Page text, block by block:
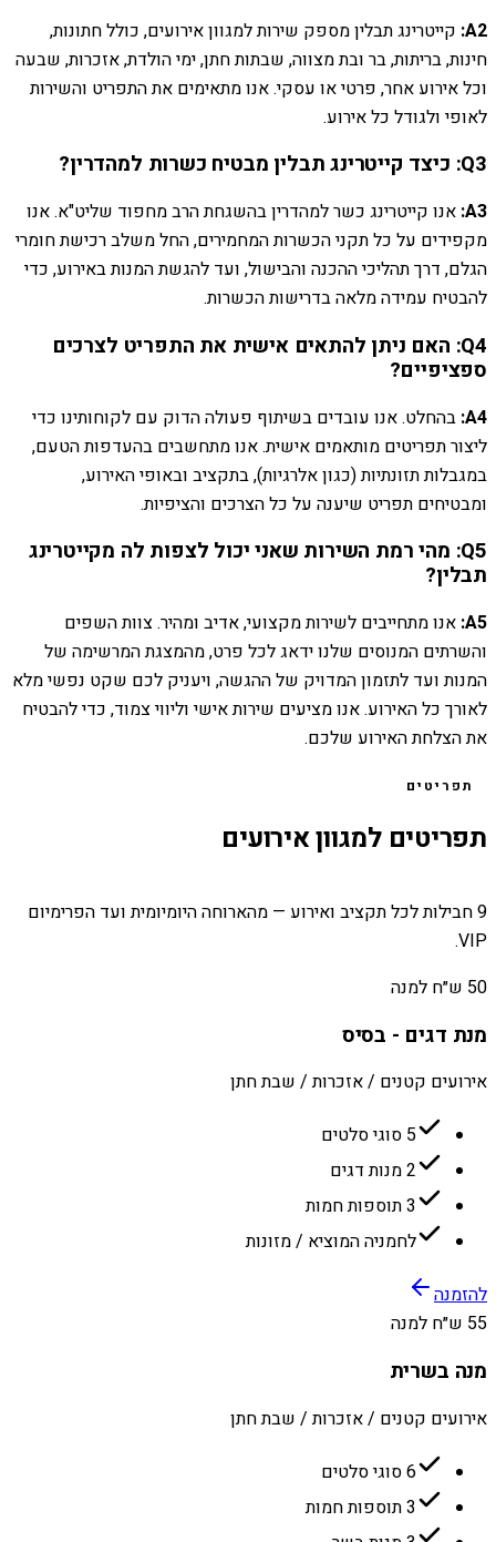
A2: קייטרינג תבלין מספק שירות למגוון אירועים, כולל חתונות,
חינות, בריתות, בר ובת מצווה, שבתות חתן, ימי הולדת, אזכרות, שבעה
וכל אירוע אחר, פרטי או עסקי. אנו מתאימים את התפריט והשירות
לאופי ולגודל כל אירוע.
Q3: כיצד קייטרינג תבלין מבטיח כשרות למהדרין?
A3: אנו קייטרינג כשר למהדרין בהשגחת הרב מחפוד שליט"א. אנו
מקפידים על כל תקני הכשרות המחמירים, החל משלב רכישת חומרי
הגלם, דרך תהליכי ההכנה והבישול, ועד להגשת המנות באירוע, כדי
להבטיח עמידה מלאה בדרישות הכשרות.
Q4: האם ניתן להתאים אישית את התפריט לצרכים
ספציפיים?
A4: בהחלט. אנו עובדים בשיתוף פעולה הדוק עם לקוחותינו כדי
ליצור תפריטים מותאמים אישית. אנו מתחשבים בהעדפות הטעם,
במגבלות תזונתיות (כגון אלרגיות), בתקציב ובאופי האירוע,
ומבטיחים תפריט שיענה על כל הצרכים והציפיות.
Q5: מהי רמת השירות שאני יכול לצפות לה מקייטרינג
תבלין?
A5: אנו מתחייבים לשירות מקצועי, אדיב ומהיר. צוות השפים
והשרתים המנוסים שלנו ידאג לכל פרט, מהמצגת המרשימה של
המנות ועד לתזמון המדויק של ההגשה, ויעניק לכם שקט נפשי מלא
לאורך כל האירוע. אנו מציעים שירות אישי וליווי צמוד, כדי להבטיח
את הצלחת האירוע שלכם.
תפריטים
תפריטים למגוון אירועים
9 חבילות לכל תקציב ואירוע — מהארוחה היומיומית ועד הפרימיום
VIP.
50 ש״ח למנה
מנת דגים - בסיס
אירועים קטנים / אזכרות / שבת חתן
5 סוגי סלטים
2 מנות דגים
3 תוספות חמות
לחמניה המוציא / מזונות
להזמנה
55 ש״ח למנה
מנה בשרית
אירועים קטנים / אזכרות / שבת חתן
6 סוגי סלטים
3 תוספות חמות